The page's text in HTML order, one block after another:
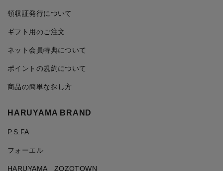
領収証発行について
ギフト用のご注文
ネット会員特典について
ポイントの規約について
商品の簡単な探し方
HARUYAMA BRAND
P.S.FA
フォーエル
HARUYAMA ZOZOTOWN